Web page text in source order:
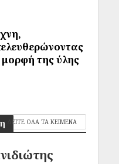
της ύλης
ΔΕΙΤΕ ΟΛΑ ΤΑ ΚΕΙΜΕΝΑ